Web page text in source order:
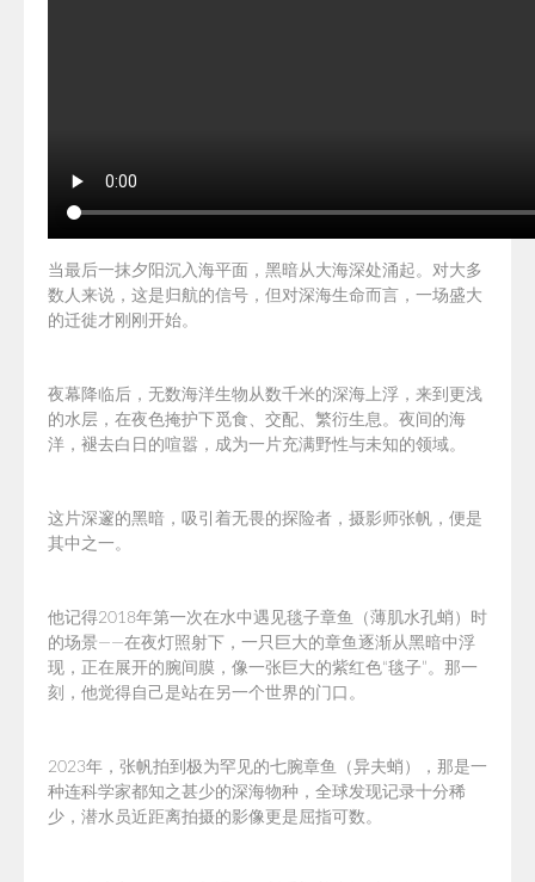
当最后一抹夕阳沉入海平面，黑暗从大海深处涌起。对大多
数人来说，这是归航的信号，但对深海生命而言，一场盛大
的迁徙才刚刚开始。
夜幕降临后，无数海洋生物从数千米的深海上浮，来到更浅
的水层，在夜色掩护下觅食、交配、繁衍生息。夜间的海
洋，褪去白日的喧嚣，成为一片充满野性与未知的领域。
这片深邃的黑暗，吸引着无畏的探险者，摄影师张帆，便是
其中之一。
他记得2018年第一次在水中遇见毯子章鱼（薄肌水孔蛸）时
的场景——在夜灯照射下，一只巨大的章鱼逐渐从黑暗中浮
现， 正在展开的腕间膜，像一张巨大的紫红色“毯子”。那一
刻，他觉得自己是站在另一个世界的门口。
2023年，张帆拍到极为罕见的七腕章鱼（异夫蛸），那是一
种连科学家都知之甚少的深海物种，全球发现记录十分稀
少，潜水员近距离拍摄的影像更是屈指可数。